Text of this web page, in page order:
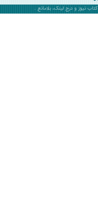
و درج لینک، بلامانع .